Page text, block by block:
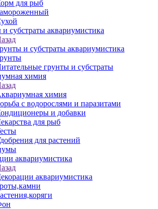
для рыб
субстраты аквариумистика
и субстраты аквариумистика
грунты и субстраты
химия
химия
с водорослями и паразитами
и добавки
для рыб
для растений
аквариумистика
аквариумистика